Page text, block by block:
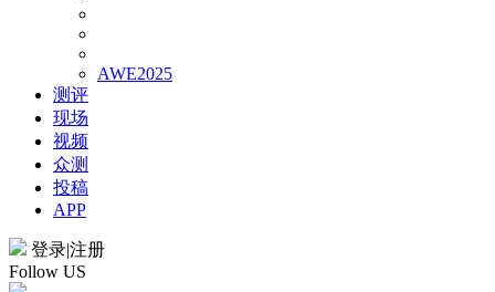
AWE2025
测评
现场
视频
众测
投稿
APP
登录|注册
Follow US